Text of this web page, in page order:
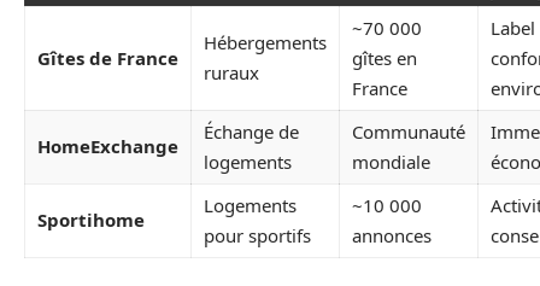
Gîtes de France
Hébergements
ruraux
~70 000
gîtes en
France
HomeExchange
Échange de
logements
Communauté
mondiale
Sportihome
Logements
pour sportifs
~10 000
annonces